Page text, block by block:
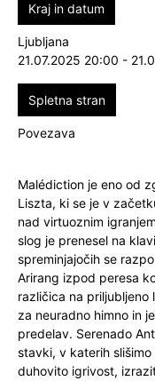
Kraj in datum
Ljubljana
21.07.2025 20:00 -
Spletna stran
Povezava
Malédiction je eno od
Liszta, ki se je v
nad virtuoznim
slog je prenesel na
spreminjajočih se
Arirang izpod peresa
različica na priljubljeno
za neuradno himno in
predelav. Serenado
stavki, v katerih
duhovito igrivost,